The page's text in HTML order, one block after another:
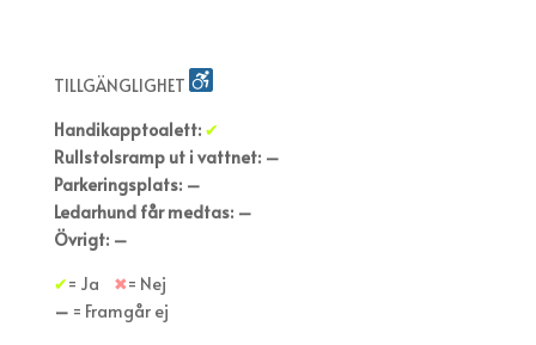
TILLGÄNGLIGHET
Handikapptoalett: ✔
Rullstolsramp ut i vattnet: –
Parkeringsplats: –
Ledarhund får medtas: –
Övrigt: –
✔= Ja ✖= Nej
– = Framgår ej